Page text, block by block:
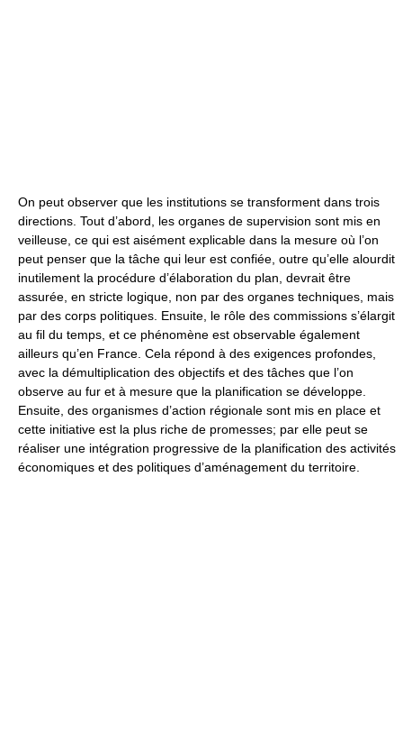
On peut observer que les institutions se transforment dans trois
directions. Tout d’abord, les organes de supervision sont mis en
veilleuse, ce qui est aisément explicable dans la mesure où l’on
peut penser que la tâche qui leur est confiée, outre qu’elle alourdit
inutilement la procédure d’élaboration du plan, devrait être
assurée, en stricte logique, non par des organes techniques, mais
par des corps politiques. Ensuite, le rôle des commissions s’élargit
au fil du temps, et ce phénomène est observable également
ailleurs qu’en France. Cela répond à des exigences profondes,
avec la démultiplication des objectifs et des tâches que l’on
observe au fur et à mesure que la planification se développe.
Ensuite, des organismes d’action régionale sont mis en place et
cette initiative est la plus riche de promesses; par elle peut se
réaliser une intégration progressive de la planification des activités
économiques et des politiques d’aménagement du territoire.